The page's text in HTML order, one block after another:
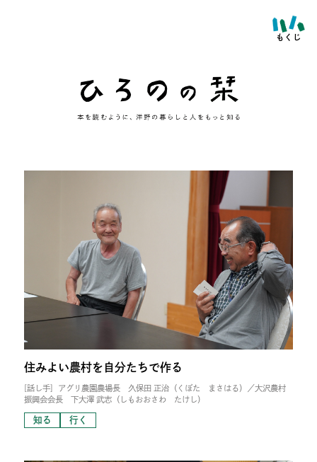
住みよい農村を自分たちで作る
[話し手]
アグリ農園農場長 久保田 正治（くぼた まさはる）／大沢農村
振興会会長 下大澤 武志（しもおおさわ たけし）
知る 行く